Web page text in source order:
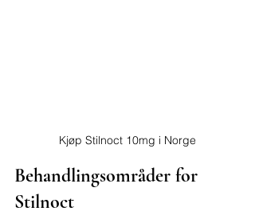
Kjøp Stilnoct 10mg i Norge
Behandlingsområder for
Stilnoct